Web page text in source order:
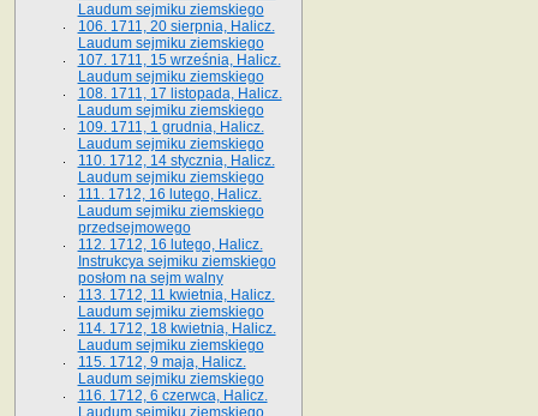
Laudum sejmiku ziemskiego
106. 1711, 20 sierpnia, Halicz.
Laudum sejmiku ziemskiego
107. 1711, 15 września, Halicz.
Laudum sejmiku ziemskiego
108. 1711, 17 listopada, Halicz.
Laudum sejmiku ziemskiego
109. 1711, 1 grudnia, Halicz.
Laudum sejmiku ziemskiego
110. 1712, 14 stycznia, Halicz.
Laudum sejmiku ziemskiego
111. 1712, 16 lutego, Halicz.
Laudum sejmiku ziemskiego
przedsejmowego
112. 1712, 16 lutego, Halicz.
Instrukcya sejmiku ziemskiego
posłom na sejm walny
113. 1712, 11 kwietnia, Halicz.
Laudum sejmiku ziemskiego
114. 1712, 18 kwietnia, Halicz.
Laudum sejmiku ziemskiego
115. 1712, 9 maja, Halicz.
Laudum sejmiku ziemskiego
116. 1712, 6 czerwca, Halicz.
Laudum sejmiku ziemskiego